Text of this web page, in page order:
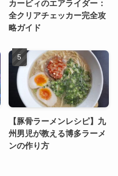
カービィのエアライダー：
全クリアチェッカー完全攻
略ガイド
【豚骨ラーメンレシピ】九
州男児が教える博多ラーメ
ンの作り方